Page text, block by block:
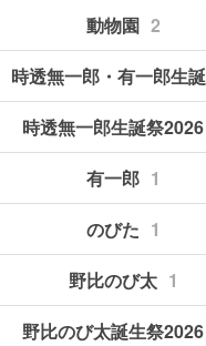
動物園 2
時透無一郎生誕祭2026
有一郎 1
のびた 1
野比のび太 1
野比のび太誕生祭2026